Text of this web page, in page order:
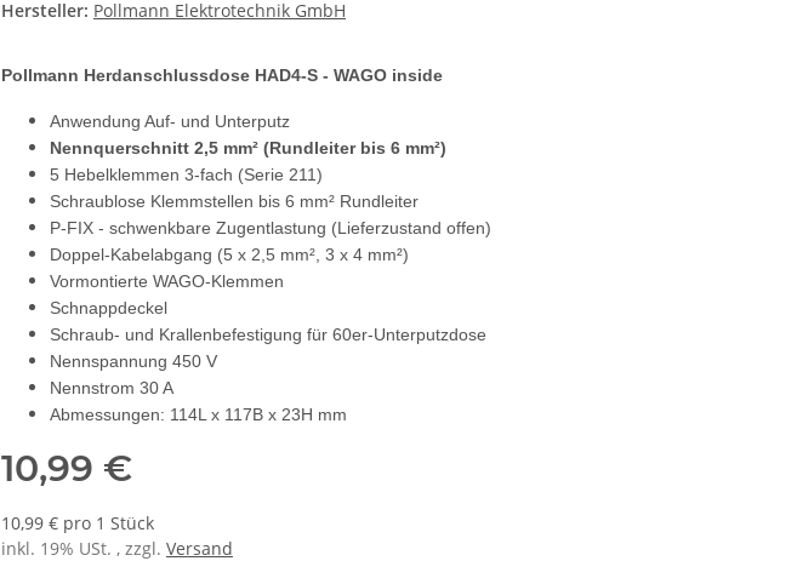
Hersteller: Pollmann Elektrotechnik GmbH
Pollmann Herdanschlussdose HAD4-S - WAGO inside
Anwendung Auf- und Unterputz
Nennquerschnitt 2,5 mm² (Rundleiter bis 6 mm²)
5 Hebelklemmen 3-fach (Serie 211)
Schraublose Klemmstellen bis 6 mm² Rundleiter
P-FIX - schwenkbare Zugentlastung (Lieferzustand offen)
Doppel-Kabelabgang (5 x 2,5 mm², 3 x 4 mm²)
Vormontierte WAGO-Klemmen
Schnappdeckel
Schraub- und Krallenbefestigung für 60er-Unterputzdose
Nennspannung 450 V
Nennstrom 30 A
Abmessungen: 114L x 117B x 23H mm
10,99 €
10,99 € pro 1 Stück
inkl. 19% USt. , zzgl. Versand